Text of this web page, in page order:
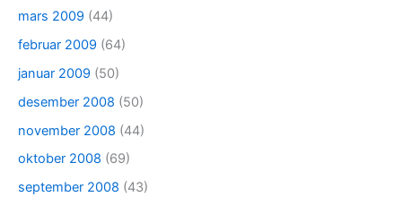
mars 2009 (44)
februar 2009 (64)
januar 2009 (50)
desember 2008 (50)
november 2008 (44)
oktober 2008 (69)
september 2008 (43)